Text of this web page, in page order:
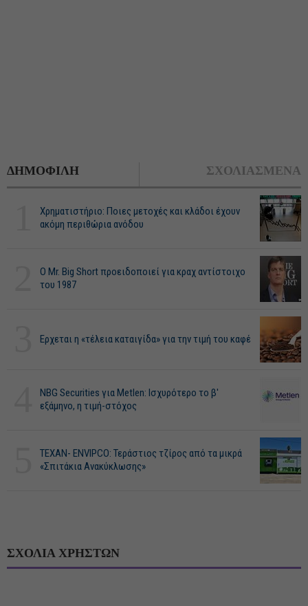
ΔΗΜΟΦΙΛΗ ΣΧΟΛΙΑΣΜΕΝΑ
Χρηματιστήριο: Ποιες μετοχές και κλάδοι έχουν
ακόμη περιθώρια ανόδου
O Mr. Big Short προειδοποιεί για κραχ αντίστοιχο
του 1987
Ερχεται η «τέλεια καταιγίδα» για την τιμή του καφέ
NBG Securities για Metlen: Ισχυρότερο το β'
εξάμηνο, η τιμή-στόχος
ΤΕΧΑΝ- ENVIPCO: Τεράστιος τζίρος από τα μικρά
«Σπιτάκια Ανακύκλωσης»
ΣΧΟΛΙΑ ΧΡΗΣΤΩΝ